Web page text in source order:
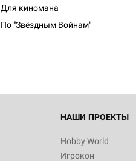
Для киномана
По "Звёздным Войнам"
НАШИ ПРОЕКТЫ
Hobby World
Игрокон